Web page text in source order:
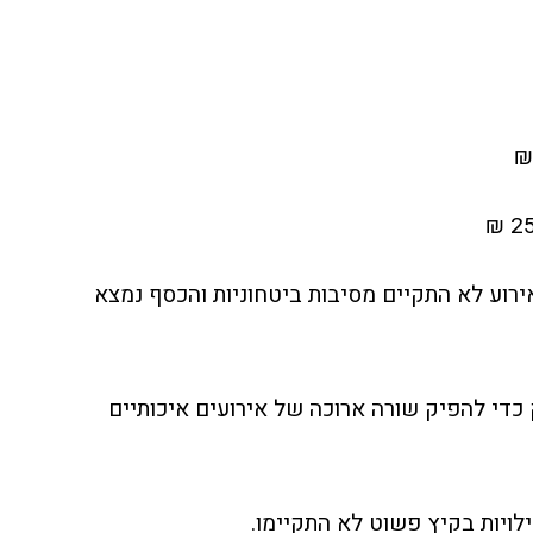
– 100,000 ₪ ואף אירוע לא התקיים מסיבות ביטחוניות והכסף נמצא
להפיק שורה ארוכה של אירועים איכותיים
בקיץ פשוט לא התקיימו.